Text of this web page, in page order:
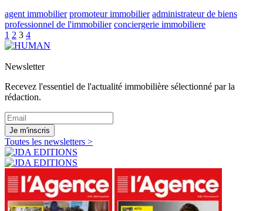
agent immobilier promoteur immobilier administrateur de biens
professionnel de l'immobilier conciergerie immobiliere
1 2 3 4
Newsletter
Recevez l'essentiel de l'actualité immobilière sélectionné par la
rédaction.
Je m'inscris
Toutes les newsletters >